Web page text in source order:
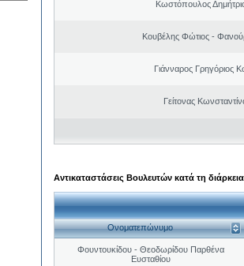
Κωστόπουλος
Κουβέλης Φώτιος -
Γιάνναρος Γρηγόριος
Γείτονας
Αντικαταστάσεις Βουλευτών κατά τη
Ονοματεπώνυμο
Φουντουκίδου - Θεοδωρίδου Παρθένα
Ευσταθίου